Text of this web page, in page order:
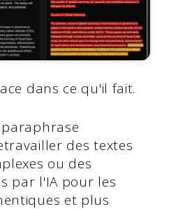
dans ce qu'il fait.
des textes
ou des
par l'IA pour les
et plus